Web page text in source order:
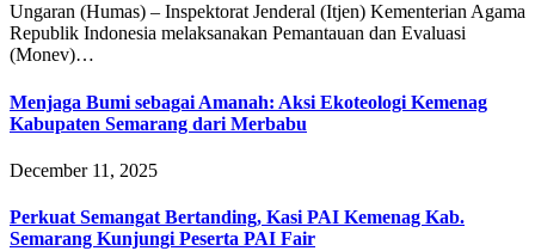
Ungaran (Humas) – Inspektorat Jenderal (Itjen) Kementerian Agama
Republik Indonesia melaksanakan Pemantauan dan Evaluasi
(Monev)…
Menjaga Bumi sebagai Amanah: Aksi Ekoteologi Kemenag
Kabupaten Semarang dari Merbabu
December 11, 2025
Perkuat Semangat Bertanding, Kasi PAI Kemenag Kab.
Semarang Kunjungi Peserta PAI Fair